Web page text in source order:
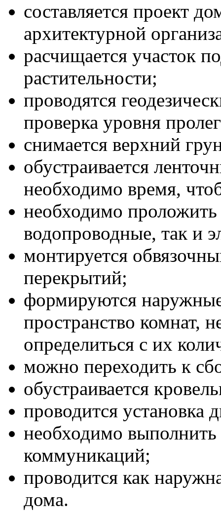
составляется проект
архитектурной
расчищается участок
растительности;
проводятся
проверка уровня
снимается верхний
обустраивается
необходимо время,
необходимо
водопроводные, так и
монтируется
перекрытий;
формируются
пространство комнат,
определиться с их
можно переходить к
обустраивается
проводится установка
необходимо выполнить
коммуникаций;
проводится как
дома.